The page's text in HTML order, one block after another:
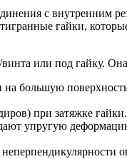
с внутренним
гайки,
или под гайку.
большую
при затяжке гайки.
упругую